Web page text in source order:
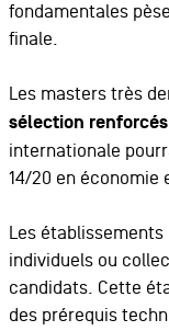
fondamentales
finale.
Les masters très
sélection renforcés
internationale
14/20 en
Les
individuels ou
candidats. Cette
des prérequis